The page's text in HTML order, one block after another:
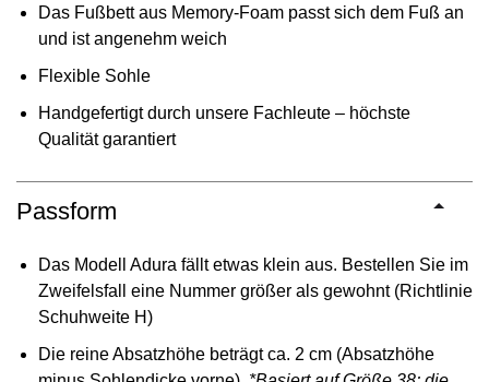
Das Fußbett aus Memory-Foam passt sich dem Fuß an
und ist angenehm weich
Flexible Sohle
Handgefertigt durch unsere Fachleute – höchste
Qualität garantiert
Passform
Das Modell Adura fällt etwas klein aus. Bestellen Sie im
Zweifelsfall eine Nummer größer als gewohnt (Richtlinie
Schuhweite H)
Die reine Absatzhöhe beträgt ca. 2 cm (Absatzhöhe